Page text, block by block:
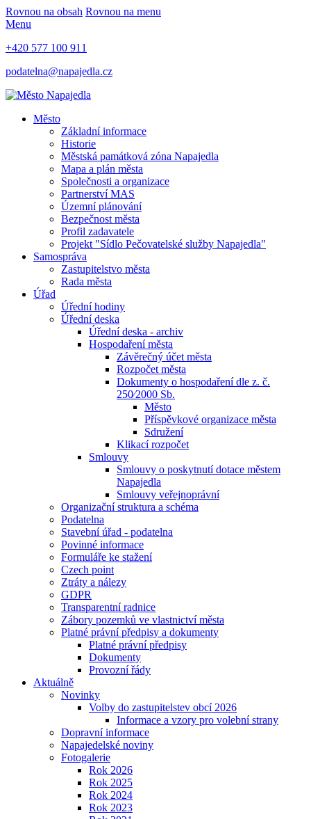
Rovnou na obsah Rovnou na menu
Menu
+420 577 100 911
podatelna@napajedla.cz
Město
Základní informace
Historie
Městská památková zóna Napajedla
Mapa a plán města
Společnosti a organizace
Partnerství MAS
Územní plánování
Bezpečnost města
Profil zadavatele
Projekt "Sídlo Pečovatelské služby Napajedla"
Samospráva
Zastupitelstvo města
Rada města
Úřad
Úřední hodiny
Úřední deska
Úřední deska - archiv
Hospodaření města
Závěrečný účet města
Rozpočet města
Dokumenty o hospodaření dle z. č.
250⁄2000 Sb.
Město
Příspěvkové organizace města
Sdružení
Klikací rozpočet
Smlouvy
Smlouvy o poskytnutí dotace městem
Napajedla
Smlouvy veřejnoprávní
Organizační struktura a schéma
Podatelna
Stavební úřad - podatelna
Povinné informace
Formuláře ke stažení
Czech point
Ztráty a nálezy
GDPR
Transparentní radnice
Zábory pozemků ve vlastnictví města
Platné právní předpisy a dokumenty
Platné právní předpisy
Dokumenty
Provozní řády
Aktuálně
Novinky
Volby do zastupitelstev obcí 2026
Informace a vzory pro volební strany
Dopravní informace
Napajedelské noviny
Fotogalerie
Rok 2026
Rok 2025
Rok 2024
Rok 2023